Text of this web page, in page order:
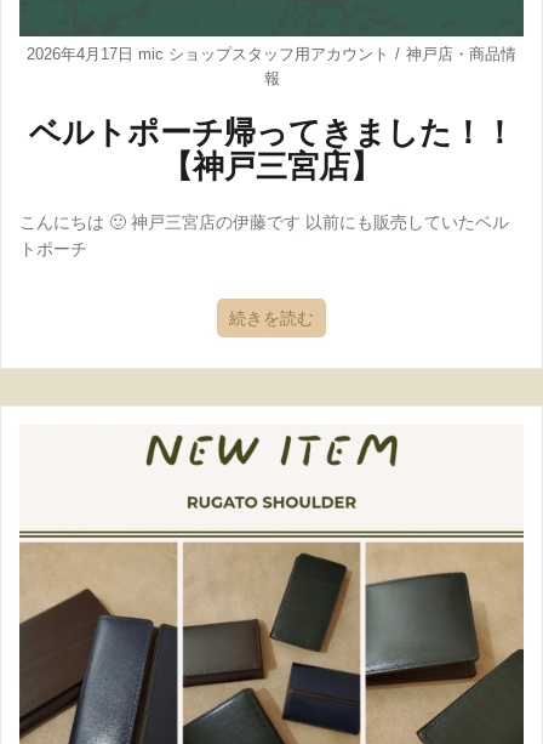
2026年4月17日 mic ショップスタッフ用アカウント 神戸店 ・ 商品情
報
ベルトポーチ帰ってきました！！
【神戸三宮店】
こんにちは 🙂 神戸三宮店の伊藤です 以前にも販売していたベル
トポーチ
続きを読む